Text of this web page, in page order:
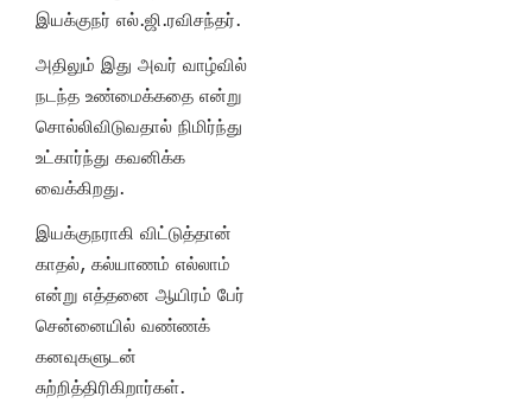
இயக்குநர் எல்.ஜி.ரவிசந்தர்.
அதிலும் இது அவர் வாழ்வில்
நடந்த உண்மைக்கதை என்று
சொல்லிவிடுவதால் நிமிர்ந்து
உட்கார்ந்து கவனிக்க
வைக்கிறது.
இயக்குநராகி விட்டுத்தான்
காதல், கல்யாணம் எல்லாம்
என்று எத்தனை ஆயிரம் பேர்
சென்னையில் வண்ணக்
கனவுகளுடன்
சுற்றித்திரிகிறார்கள்.